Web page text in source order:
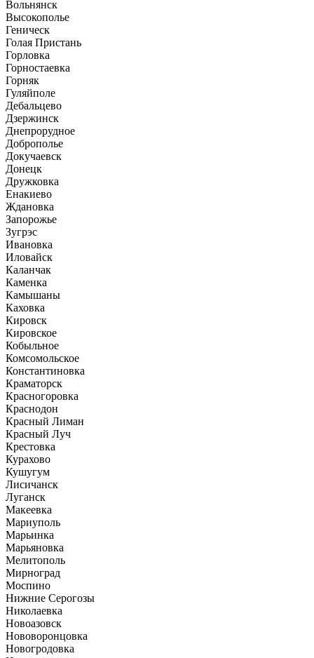
Вольнянск
Высокополье
Геническ
Голая Пристань
Горловка
Горностаевка
Горняк
Гуляйполе
Дебальцево
Дзержинск
Днепрорудное
Доброполье
Докучаевск
Донецк
Дружковка
Енакиево
Ждановка
Запорожье
Зугрэс
Ивановка
Иловайск
Каланчак
Каменка
Камышаны
Каховка
Кировск
Кировское
Кобыльное
Комсомольское
Константиновка
Краматорск
Красногоровка
Краснодон
Красный Лиман
Красный Луч
Крестовка
Курахово
Кушугум
Лисичанск
Луганск
Макеевка
Мариуполь
Марьинка
Марьяновка
Мелитополь
Мирноград
Моспино
Нижние Серогозы
Николаевка
Новоазовск
Нововоронцовка
Новогродовка